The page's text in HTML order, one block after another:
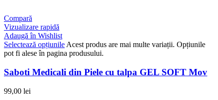
Compară
Vizualizare rapidă
Adaugă în Wishlist
Selectează opțiunile Acest produs are mai multe variații. Opțiunile
pot fi alese în pagina produsului.
Saboti Medicali din Piele cu talpa GEL SOFT Mov
99,00 lei